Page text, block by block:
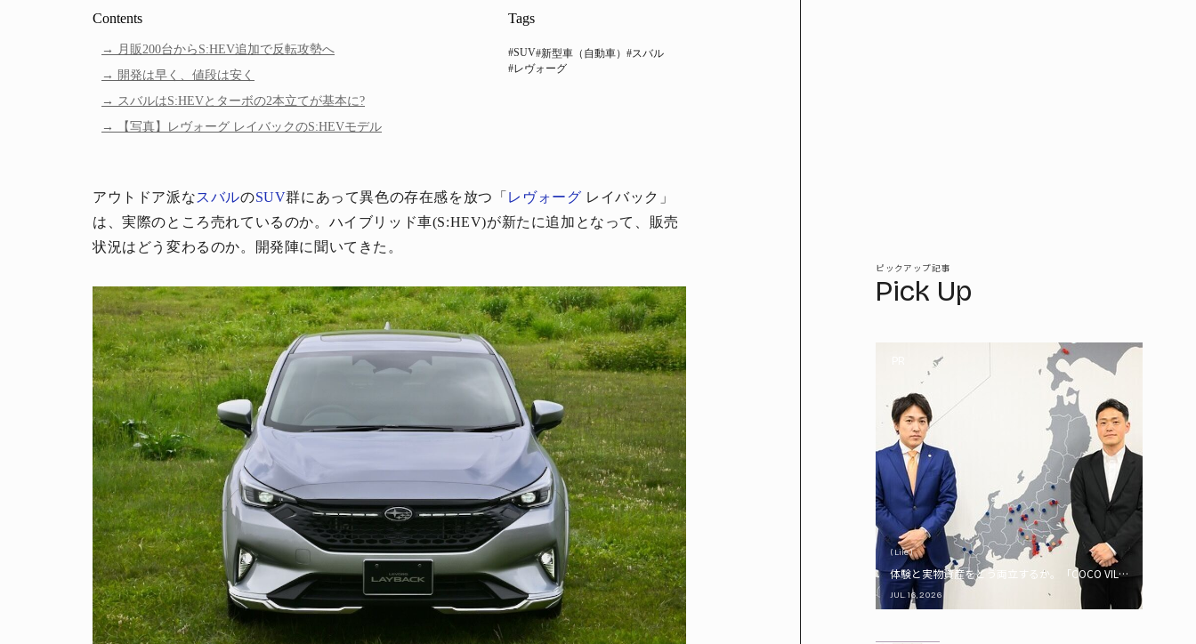
Contents
月販200台からS:HEV追加で反転攻勢へ
開発は早く、値段は安く
スバルはS:HEVとターボの2本立てが基本に?
【写真】レヴォーグ レイバックのS:HEVモデル
Tags
#SUV#新型車（自動車）#スバル
#レヴォーグ
アウトドア派なスバルのSUV群にあって異色の存在感を放つ「 レヴォーグ レイバック」
は、実際のところ売れているのか。ハイブリッド車(S:HEV)が新たに追加となって、販売
状況はどう変わるのか。開発陣に聞いてきた。
ピックアップ記事
Pick Up
( Life )
体験と実物資産をどう両立するか。「COCO VILLA Owners」
JUL. 16, 2026